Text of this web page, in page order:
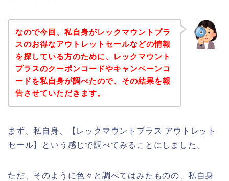
なので今回、私自身がレックマウントプラ
スのお得なアウトレットセールなどの情報
を探している方のために、レックマウント
プラスのクーポンコードやキャンペーンコ
ードを私自身が調べたので、その結果を報
告させていただきます。
まず、私自身、【レックマウントプラス アウトレット
セール】という感じで調べてみることにしました。
ただ、そのように色々と調べてはみたものの、私自身